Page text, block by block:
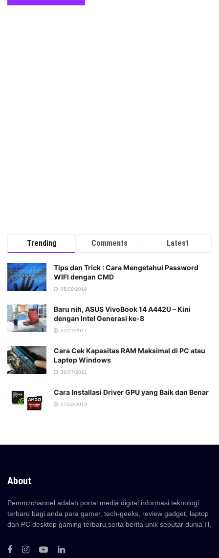
Trending Comments Latest
Tips dan Trick : Cara Mengetahui Password
WIFI dengan CMD
05/09/2019
Baru nih, ASUS VivoBook 14 A442U – Kini
dengan Intel Generasi ke-8
07/11/2017
Cara Cek Kapasitas RAM Maksimal di PC atau
Laptop Windows
30/07/2021
Cara Installasi Driver GPU yang Baik dan Benar
07/02/2013
About
Pemmzchannel adalah portal media digital informasi teknologi
terbaru bagi anda para gamer, tech-geeks, review gadget, laptop
dan PC desktop gaming terbaru,serta berita unik seputar dunia IT.